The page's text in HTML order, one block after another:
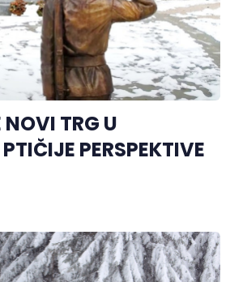
TRG U
PERSPEKTIVE